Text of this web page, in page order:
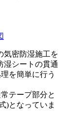
気密防湿施工を
湿シートの貫通
を簡単に行う
テープ部分と
)となっていま